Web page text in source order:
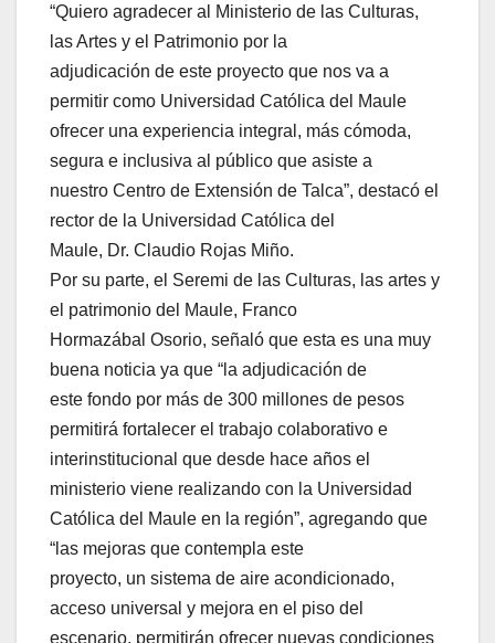
“Quiero agradecer al Ministerio de las Culturas,
las Artes y el Patrimonio por la
adjudicación de este proyecto que nos va a
permitir como Universidad Católica del Maule
ofrecer una experiencia integral, más cómoda,
segura e inclusiva al público que asiste a
nuestro Centro de Extensión de Talca”, destacó el
rector de la Universidad Católica del
Maule, Dr. Claudio Rojas Miño.
Por su parte, el Seremi de las Culturas, las artes y
el patrimonio del Maule, Franco
Hormazábal Osorio, señaló que esta es una muy
buena noticia ya que “la adjudicación de
este fondo por más de 300 millones de pesos
permitirá fortalecer el trabajo colaborativo e
interinstitucional que desde hace años el
ministerio viene realizando con la Universidad
Católica del Maule en la región”, agregando que
“las mejoras que contempla este
proyecto, un sistema de aire acondicionado,
acceso universal y mejora en el piso del
escenario, permitirán ofrecer nuevas condiciones